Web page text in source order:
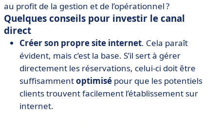
au profit de la gestion et de l’opérationnel ?
Quelques conseils pour investir le canal
direct
Créer son propre site internet. Cela paraît
évident, mais c’est la base. S’il sert à gérer
directement les réservations, celui-ci doit être
suffisammentoptimisé pour que les potentiels
clients trouvent facilement l’établissement sur
internet.